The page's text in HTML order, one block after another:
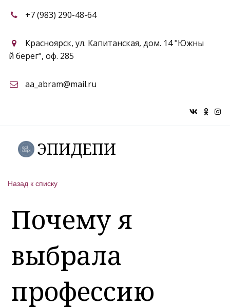
+7 (983) 290-48-64
Красноярск, ул. Капитанская, дом. 14 "Южны
й берег", оф. 285
aa_abram@mail.ru
ЭПИДЕПИ
Назад к списку
Почему я
выбрала
профессию